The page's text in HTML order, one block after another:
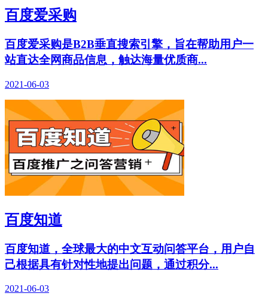
百度爱采购
百度爱采购是B2B垂直搜索引擎，旨在帮助用户一
站直达全网商品信息，触达海量优质商...
2021-06-03
百度知道
百度知道，全球最大的中文互动问答平台，用户自
己根据具有针对性地提出问题，通过积分...
2021-06-03